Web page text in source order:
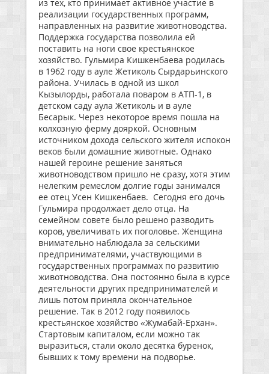
из тех, кто принимает активное участие в
реализации государственных программ,
направленных на развитие животноводства.
Поддержка государства позволила ей
поставить на ноги свое крестьянское
хозяйство. Гульмира Кишкенбаева родилась
в 1962 году в ауле Жетиколь Сырдарьинского
района. Училась в одной из школ
Кызылорды, работала поваром в АТП-1, в
детском саду аула Жетиколь и в ауле
Бесарык. Через некоторое время пошла на
колхозную ферму дояркой. Основным
источником дохода сельского жителя испокон
веков были домашние животные. Однако
нашей героине решение заняться
животноводством пришло не сразу, хотя этим
нелегким ремеслом долгие годы занимался
ее отец Усен Кишкенбаев. Сегодня его дочь
Гульмира продолжает дело отца. На
семейном совете было решено разводить
коров, увеличивать их поголовье. Женщина
внимательно наблюдала за сельскими
предпринимателями, участвующими в
государственных программах по развитию
животноводства. Она постоянно была в курсе
деятельности других предпринимателей и
лишь потом приняла окончательное
решение. Так в 2012 году появилось
крестьянское хозяйство «Жумабай-Ерхан».
Стартовым капиталом, если можно так
выразиться, стали около десятка буренок,
бывших к тому времени на подворье.